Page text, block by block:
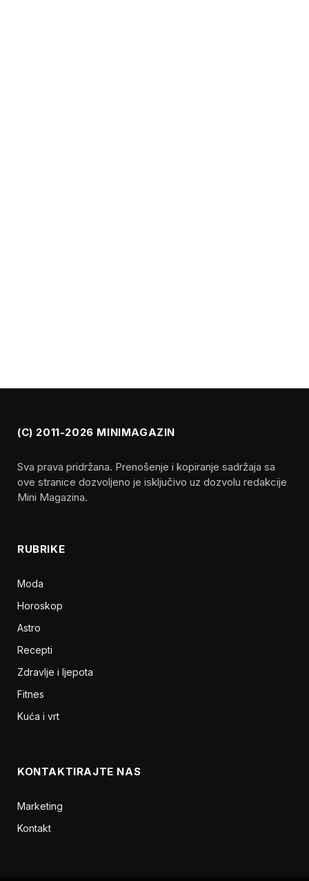
(C) 2011-2026 MINIMAGAZIN
Sva prava pridržana. Prenošenje i kopiranje sadržaja sa
ove stranice dozvoljeno je isključivo uz dozvolu redakcije
Mini Magazina.
RUBRIKE
Moda
Horoskop
Astro
Recepti
Zdravlje i ljepota
Fitnes
Kuća i vrt
KONTAKTIRAJTE NAS
Marketing
Kontakt